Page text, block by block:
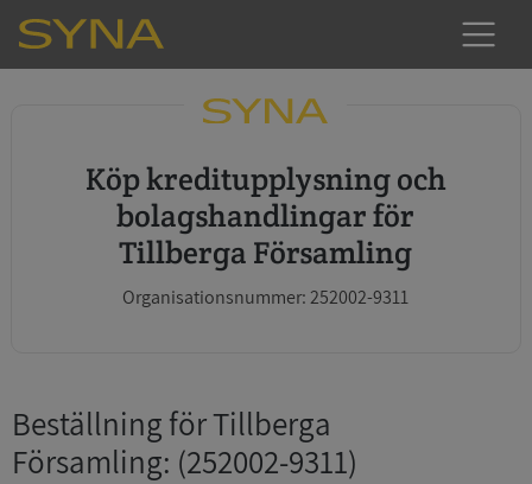
Köp kreditupplysning och
bolagshandlingar för
Tillberga Församling
Organisationsnummer: 252002-9311
Beställning för Tillberga
Församling: (252002-9311)